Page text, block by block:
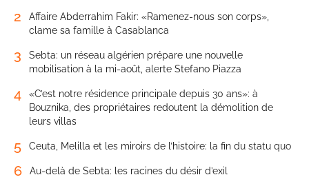
2
Affaire Abderrahim Fakir: «Ramenez-nous son corps»,
clame sa famille à Casablanca
3
Sebta: un réseau algérien prépare une nouvelle
mobilisation à la mi-août, alerte Stefano Piazza
4
«C’est notre résidence principale depuis 30 ans»: à
Bouznika, des propriétaires redoutent la démolition de
leurs villas
5 Ceuta, Melilla et les miroirs de l’histoire: la fin du statu quo
6 Au-delà de Sebta: les racines du désir d’exil